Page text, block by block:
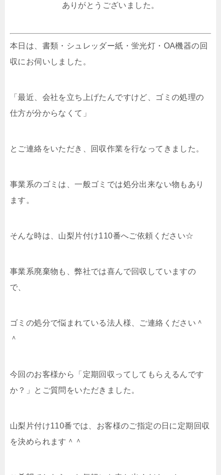
ありがとうございました。
本日は、書類・シュレッダー紙・蛍光灯・OA機器の回
収にお伺いしました。
「最近、会社を立ち上げたんですけど、ゴミの処理の
仕方が分からなくて」
とご連絡をいただき、回収作業を行なってきました。
事業系のゴミは、一般ゴミでは処分出来ない物もあり
ます。
そんな時は、山梨片付け110番へご依頼ください☆
事業系廃棄物も、弊社では喜んで回収していますの
で、
ゴミの処分で悩まれている法人様、ご連絡ください＾
＾
今回のお客様から「定期回収ってしてもらえるんです
か？」とご質問をいただきました。
山梨片付け110番では、お客様のご指定の日に定期回収
を決められます＾＾